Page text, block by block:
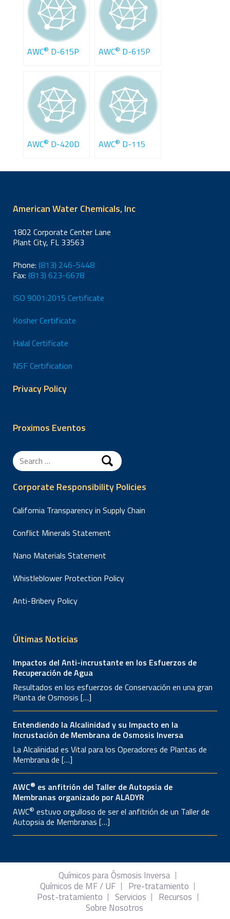
AWC® D-615P AWC® D-615P
AWC® D-420D AWC® D-115
American Water Chemicals, Inc
1802 Corporate Center Lane
Plant City, FL 33563
Phone: (813) 246-5448
Fax: (813) 623-6678
ISO 9001:2015 Certificate
Kosher Certificate
Halal Certificate
NSF Certification
Privacy Policy
Proximos Eventos
Search
for:
Corporate Responsibility Policies
California Transparency in Supply Chain
Conflict Minerals Statement
Nano Materials Statement
Whistleblower Protection Policy
Anti-Bribery Policy
Últimas Noticias
Impactos del Anti-incrustante en los Esfuerzos de
Recuperación de Agua
Resultados en los esfuerzos de Conservación en una gran
Planta de Osmosis […]
Entendiendo la Alcalinidad y su Impacto en la
Incrustación de Membrana de Osmosis Inversa
La Alcalinidad es Vital para los Operadores de Plantas de
Membrana de […]
AWC® es anfitrión del Taller de Autopsia de
Membranas organizado por ALADYR
AWC® estuvo orgulloso de ser el anfitrión de un Taller de
Autopsia de Membranas […]
Químicos para Ósmosis Inversa
Químicos de MF / UF
Pre-tratamiento
Post-tratamiento
Servicios
Recursos
Sobre Nosotros